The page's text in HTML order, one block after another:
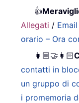
👍
Allegati /
orario – Ora
👩🏼‍🤝‍👩🏻
contatti in
un gruppo di
i promemoria